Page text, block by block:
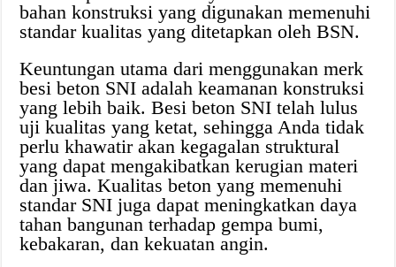
bahan konstruksi yang digunakan memenuhi
standar kualitas yang ditetapkan oleh BSN.
Keuntungan utama dari menggunakan merk
besi beton SNI adalah keamanan konstruksi
yang lebih baik. Besi beton SNI telah lulus
uji kualitas yang ketat, sehingga Anda tidak
perlu khawatir akan kegagalan struktural
yang dapat mengakibatkan kerugian materi
dan jiwa. Kualitas beton yang memenuhi
standar SNI juga dapat meningkatkan daya
tahan bangunan terhadap gempa bumi,
kebakaran, dan kekuatan angin.